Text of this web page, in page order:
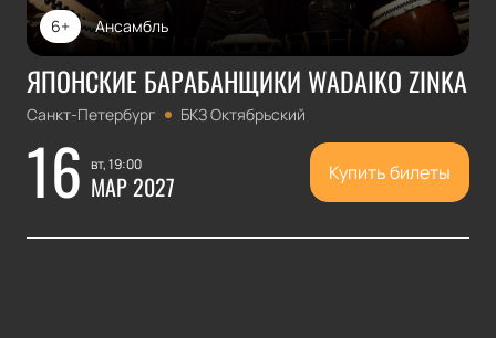
Ансамбль
6+
ЯПОНСКИЕ БАРАБАНЩИКИ WADAIKO ZINKA
Санкт-Петербург БКЗ Октябрьский
16 вт, 19:00
МАР 2027 Купить билеты